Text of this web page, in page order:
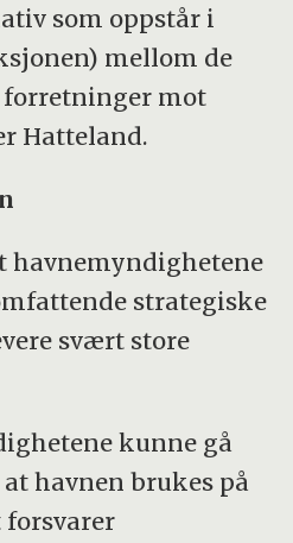
som oppstår i
mellom de
forretninger mot
Hatteland.
havnemyndighetene
strategiske
svært store
kunne gå
havnen brukes på
forsvarer